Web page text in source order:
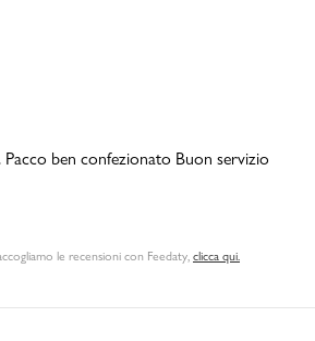
Pacco ben confezionato Buon servizio
le recensioni con Feedaty, clicca qui.